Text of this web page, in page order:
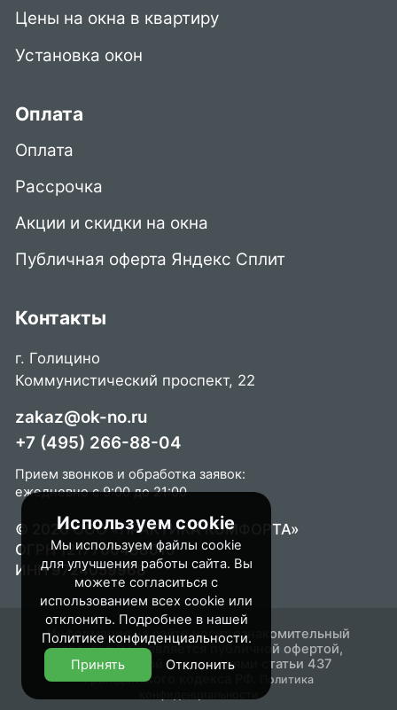
Используем cookie
Мы используем файлы cookie
для улучшения работы сайта. Вы
можете согласиться с
использованием всех cookie или
отклонить. Подробнее в нашей
Политике конфиденциальности.
Принять
Отклонить
Цены на окна в квартиру
Установка окон
Оплата
Оплата
Рассрочка
Акции и скидки на окна
Публичная оферта Яндекс Сплит
Контакты
г. Голицино
Коммунистический проспект, 22
zakaz@ok-no.ru
+7 (495) 266-88-04
Прием звонков и обработка заявок:
ежедневно с 9:00 до 21:00
© 2026 ООО «ПРАКТИКА КОМФОРТА»
ОГРН 1217700488015
ИНН 9724059968
Информация на сайте носит ознакомительный
характер и не является публичной офертой,
определяемой положениями статьи 437
Гражданского кодекса РФ.
Политика